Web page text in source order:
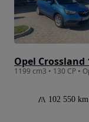
102 550 km